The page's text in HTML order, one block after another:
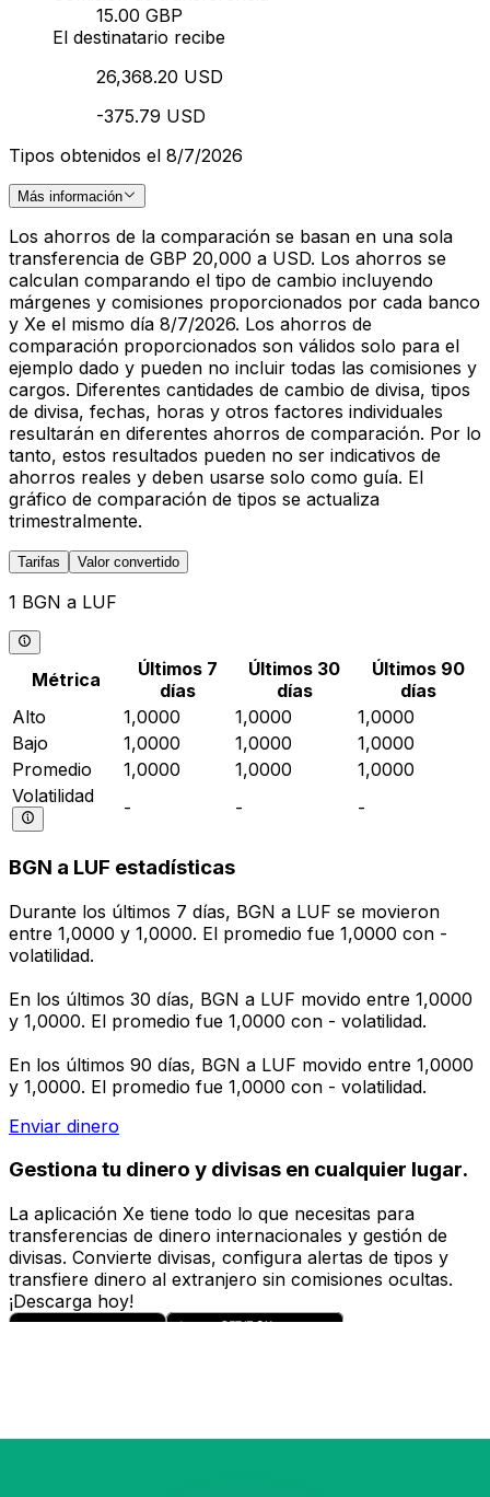
15.00 GBP
El destinatario recibe
26,368.20 USD
-375.79 USD
Tipos obtenidos el 8/7/2026
Más información
Los ahorros de la comparación se basan en una sola
transferencia de GBP 20,000 a USD. Los ahorros se
calculan comparando el tipo de cambio incluyendo
márgenes y comisiones proporcionados por cada banco
y Xe el mismo día 8/7/2026. Los ahorros de
comparación proporcionados son válidos solo para el
ejemplo dado y pueden no incluir todas las comisiones y
cargos. Diferentes cantidades de cambio de divisa, tipos
de divisa, fechas, horas y otros factores individuales
resultarán en diferentes ahorros de comparación. Por lo
tanto, estos resultados pueden no ser indicativos de
ahorros reales y deben usarse solo como guía. El
gráfico de comparación de tipos se actualiza
trimestralmente.
Tarifas Valor convertido
1 BGN a LUF
Métrica
Últimos 7
días
Últimos 30
días
Últimos 90
días
Alto
1,0000 1,0000
1,0000
Bajo
1,0000 1,0000
1,0000
Promedio
1,0000 1,0000
1,0000
Volatilidad
- - -
BGN a LUF estadísticas
Durante los últimos 7 días, BGN a LUF se movieron
entre 1,0000 y 1,0000. El promedio fue 1,0000 con -
volatilidad.
En los últimos 30 días, BGN a LUF movido entre 1,0000
y 1,0000. El promedio fue 1,0000 con - volatilidad.
En los últimos 90 días, BGN a LUF movido entre 1,0000
y 1,0000. El promedio fue 1,0000 con - volatilidad.
Enviar dinero
Gestiona tu dinero y divisas en cualquier lugar.
La aplicación Xe tiene todo lo que necesitas para
transferencias de dinero internacionales y gestión de
divisas. Convierte divisas, configura alertas de tipos y
transfiere dinero al extranjero sin comisiones ocultas.
¡Descarga hoy!